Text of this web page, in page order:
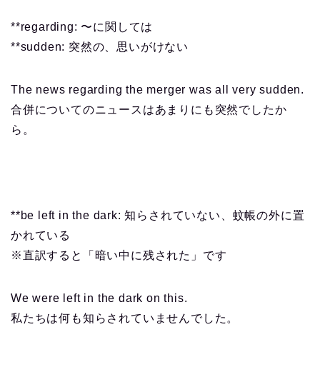
**regarding: 〜に関しては
**sudden: 突然の、思いがけない
The news regarding the merger was all very sudden.
合併についてのニュースはあまりにも突然でしたか
ら。
**be left in the dark: 知らされていない、蚊帳の外に置
かれている
※直訳すると「暗い中に残された」です
We were left in the dark on this.
私たちは何も知らされていませんでした。